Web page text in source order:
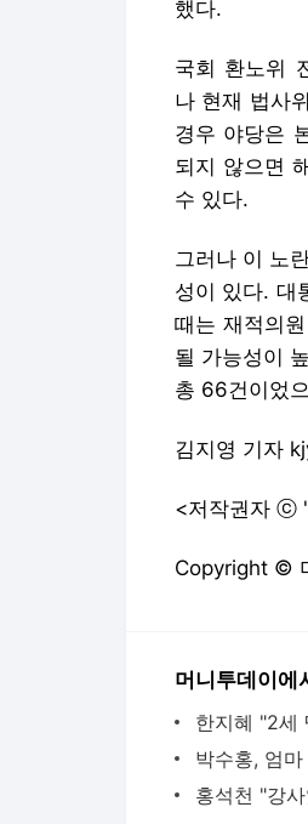
했다.
국회 환노위
나 현재 법사
경우 야당은
되지 않으면
수 있다.
그러나 이 노
성이 있다. 대
때는 재적의
될 가능성이
총 66건이었
김지영 기자
<저작권자 ⓒ '
Copyright ©
머니투데이에